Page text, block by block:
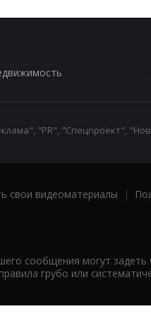
"PR", "Спецпроект",
свои видеоматериалы |
сообщения могут задеть
грубо или